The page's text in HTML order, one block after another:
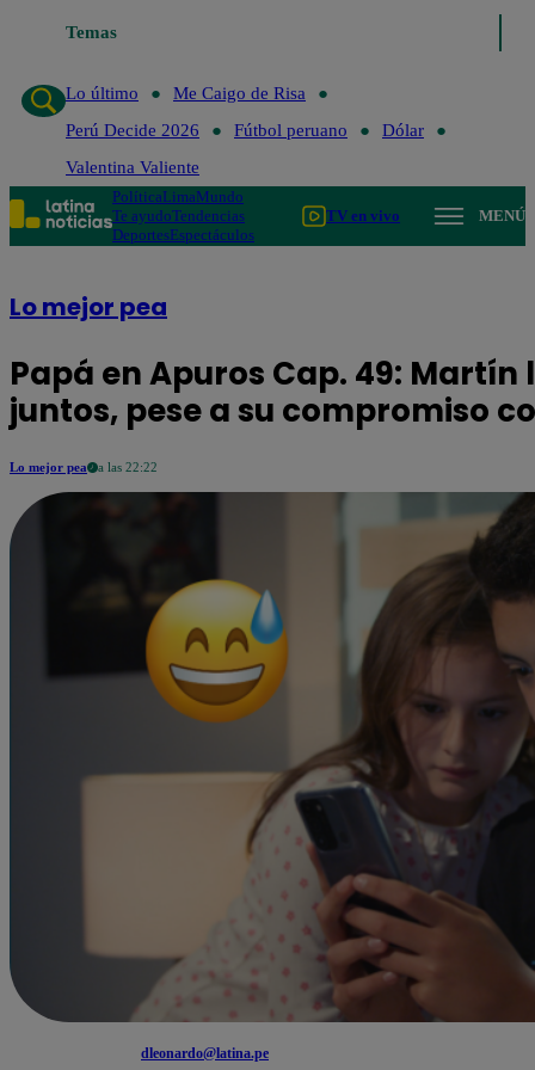
Temas
Me Caigo de Risa
Lo último
Me Caigo de Risa
Perú Decide 2026
Fútbol peruano
Dólar
Valentina Valiente
PolíticaLimaMundo
Te ayudoTendencias
DeportesEspectáculos
TV en vivo MENÚ
Lo mejor pea
Papá en Apuros Cap. 49:
juntos, pese a su compromiso
Lo mejor pea a las 22:22
dleonardo@latina.pe